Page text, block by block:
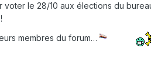
le 28/10 aux élections du
membres du forum…